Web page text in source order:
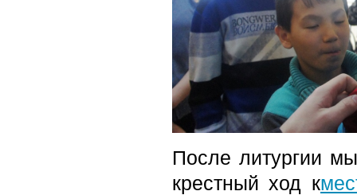
После литургии
крестный ход к